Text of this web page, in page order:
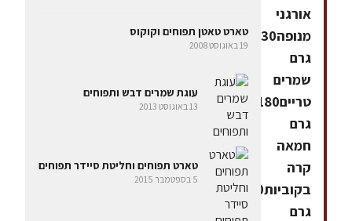
אורגני
מנופה30
גרם
שמרים
טריים180
גרם
חמאה
קרה
בקוביות150
גרם
טארט טאטן תפוחים וקוקוס
19 באוגוסט 2008
עוגת שמרים דבש ותפוחים
13 באוגוסט 2013
טארט תפוחים וחליטת סיידר תפוחים
5 בספטמבר 2015